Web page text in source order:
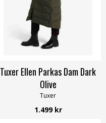
Tuxer Ellen Parkas Dam Dark
Olive
Tuxer
1.499 kr